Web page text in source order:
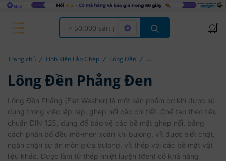
Offcanvas Menu Open
Trang chủ Linh Kiện Lắp Ghép Lông Đền
Lông Đền Phẳng Đen
Lông Đền Phẳng (Flat Washer) là một sản phẩm cơ khí được sử
dụng trong việc lắp ráp, ghép nối các chi tiết. Chế tạo theo tiêu
chuẩn DIN 125, dùng để bảo vệ các bề mặt ghép nối, bằng
cách phân bố đều mô-men xoắn khi bulong, vít được siết chặt,
ngăn chặn sự ăn mòn giữa bulong, vít thép với các bề mặt vật
liệu khác. Được làm từ thép nhiệt luyện (đen) có khả năng